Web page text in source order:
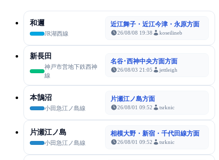
和邇
JR湖西線
近江舞子・近江今津・永原方面
26/08/08 19:38 koseilineb
新長田
神戸市営地下鉄西神
線
名谷･西神中央方面方面
26/08/03 21:05 jettleigh
本鵠沼
小田急江ノ島線
片瀬江ノ島方面
26/08/01 09:52 tsrknic
片瀬江ノ島
小田急江ノ島線
相模大野・新宿・千代田線方面
26/08/01 09:52 tsrknic